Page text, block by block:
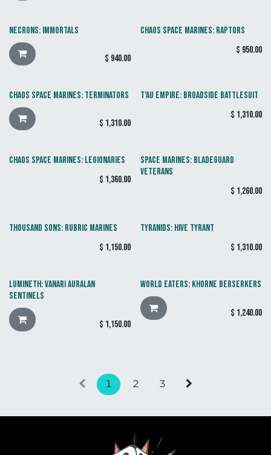
NECRONS: IMMORTALS
$ 940.00
CHAOS SPACE MARINES: RAPTORS
$ 950.00
CHAOS SPACE MARINES: TERMINATORS
$ 1,310.00
T'AU EMPIRE: BROADSIDE BATTLESUIT
$ 1,310.00
CHAOS SPACE MARINES: LEGIONARIES
$ 1,360.00
SPACE MARINES: BLADEGUARD
VETERANS
$ 1,260.00
THOUSAND SONS: RUBRIC MARINES
$ 1,150.00
TYRANIDS: HIVE TYRANT
$ 1,310.00
LUMINETH: VANARI AURALAN
SENTINELS
$ 1,150.00
WORLD EATERS: KHORNE BERSERKERS
$ 1,240.00
1 2 3